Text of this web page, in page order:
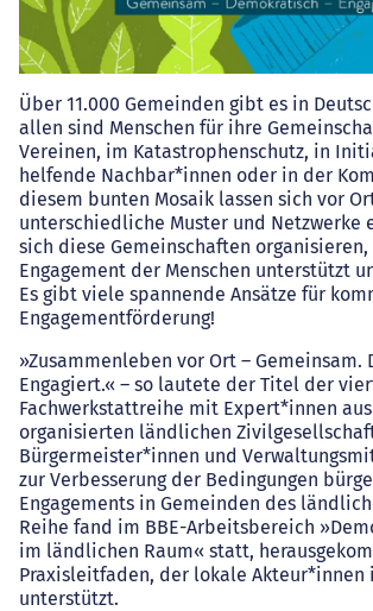
Über 11.000 Gemeinden gibt es in
allen sind Menschen für ihre
Vereinen, im Katastrophenschutz, in
helfende Nachbar*innen oder in der
diesem bunten Mosaik lassen sich vor
unterschiedliche Muster und Netzwerke
sich diese Gemeinschaften organisieren,
Engagement der Menschen unterstützt
Es gibt viele spannende Ansätze für
Engagementförderung!
»Zusammenleben vor Ort – Gemeinsam.
Engagiert.« – so lautete der Titel der
Fachwerkstattreihe mit Expert*innen
organisierten ländlichen
Bürgermeister*innen und
zur Verbesserung der Bedingungen
Engagements in Gemeinden des
Reihe fand im BBE-Arbeitsbereich
im ländlichen Raum« statt,
Praxisleitfaden, der lokale
unterstützt.